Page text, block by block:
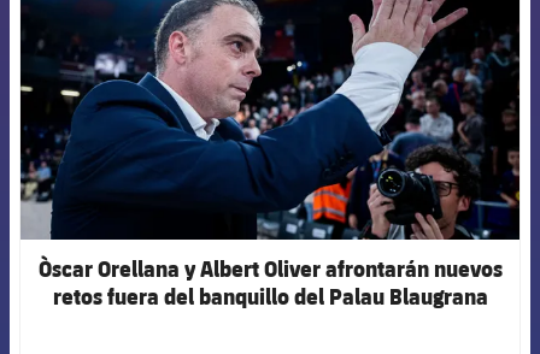
Òscar Orellana y Albert Oliver afrontarán nuevos
retos fuera del banquillo del Palau Blaugrana